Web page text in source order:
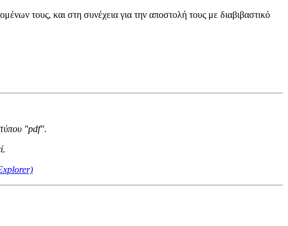
τους, και στη συνέχεια για την αποστολή τους με διαβιβαστικό
τύπου "pdf".